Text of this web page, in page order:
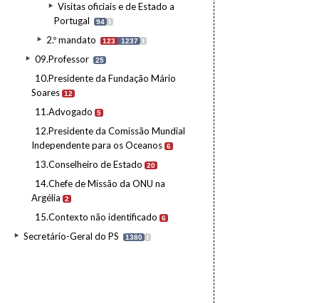
Visitas oficiais e de Estado a
Portugal
94 I
2.º mandato 123 1237 I
09.Professor 25
10.Presidente da Fundação Mário
Soares 12
11.Advogado 5
12.Presidente da Comissão Mundial
Independente para os Oceanos 6
13.Conselheiro de Estado 20
14.Chefe de Missão da ONU na
Argélia
2
15.Contexto não identificado 6
Secretário-Geral do PS 1380 I